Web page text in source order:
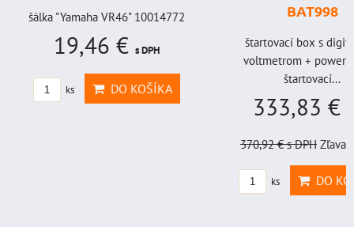
šálka "Yamaha VR46" 10014772
19,46 € s DPH
ks DO KOŠÍKA
BAT998
štartovací box s
voltmetrom + power
štartovací...
333,83 €
370,92 €s DPH Zľava
ks DO